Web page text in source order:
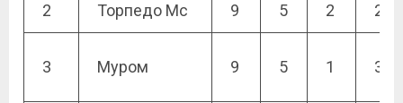
2 Торпедо Мс 9 5 2 2
3 Муром 9 5 1 3